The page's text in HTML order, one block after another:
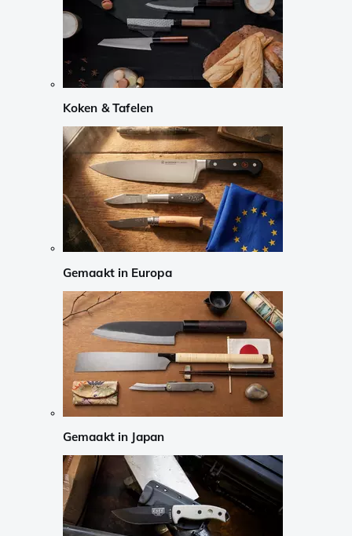
Koken & Tafelen
Gemaakt in Europa
Gemaakt in Japan